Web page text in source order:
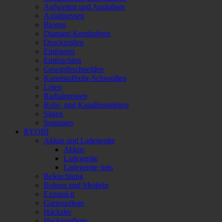
Aufweiten und Aushalsen
Axialpressen
Biegen
Diamant-Kernbohren
Druckprüfen
Einfrieren
Entfeuchten
Gewindeschneiden
Kunststoffrohr-Schweißen
Löten
Radialpressen
Rohr- und Kanalinspektion
Sägen
Sonstiges
RYOBI
Akkus und Ladegeräte
Akkus
Ladegeräte
Ladegeräte Sets
Beleuchtung
Bohren und Meißeln
Expand-it
Gartenpflege
Häcksler